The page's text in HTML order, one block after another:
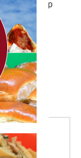
3-1 la Tsp
2